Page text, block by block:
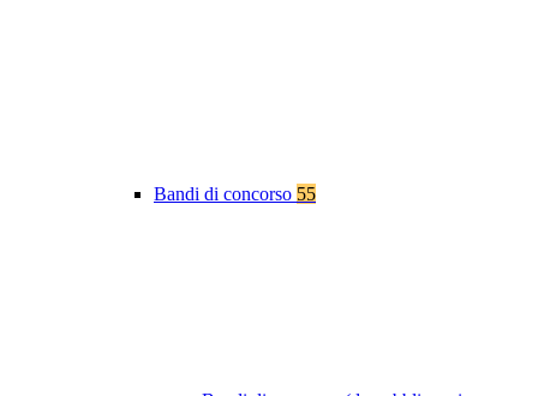
Bandi di concorso 55